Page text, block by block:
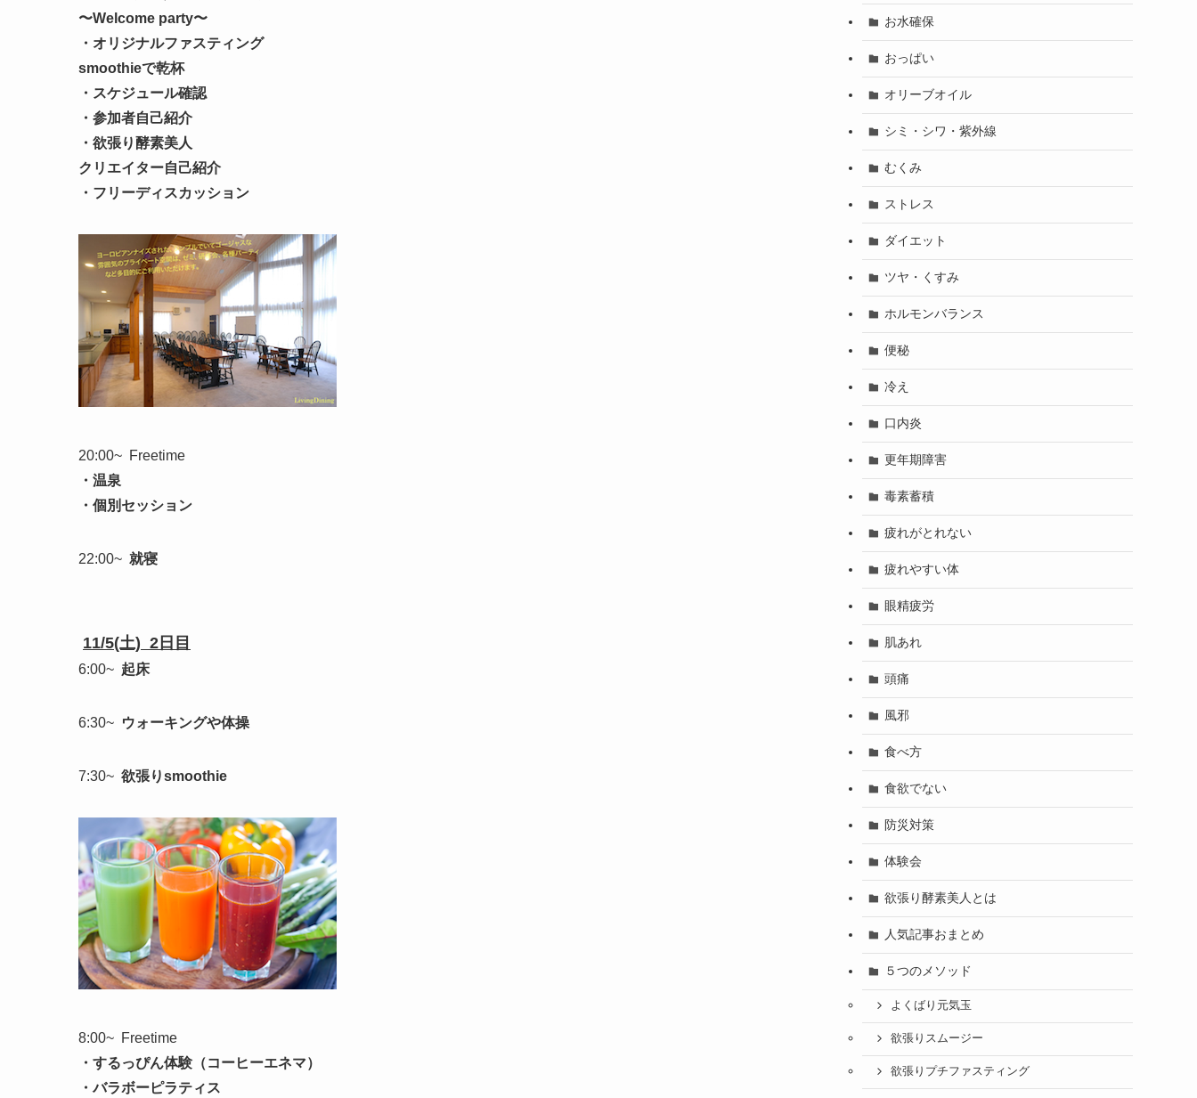
〜Welcome party〜
・オリジナルファスティング
smoothieで乾杯
・スケジュール確認
・参加者自己紹介
・欲張り酵素美人
クリエイター自己紹介
・フリーディスカッション
20:00~ Freetime
・温泉
・個別セッション
22:00~ 就寝
11/5(土) 2日目
6:00~ 起床
6:30~ ウォーキングや体操
7:30~ 欲張りsmoothie
8:00~ Freetime
・するっぴん体験（コーヒーエネマ）
・バラボーピラティス
お水確保
おっぱい
オリーブオイル
シミ・シワ・紫外線
むくみ
ストレス
ダイエット
ツヤ・くすみ
ホルモンバランス
便秘
冷え
口内炎
更年期障害
毒素蓄積
疲れがとれない
疲れやすい体
眼精疲労
肌あれ
頭痛
風邪
食べ方
食欲でない
防災対策
体験会
欲張り酵素美人とは
人気記事おまとめ
５つのメソッド
よくばり元気玉
欲張りスムージー
欲張りプチファスティング